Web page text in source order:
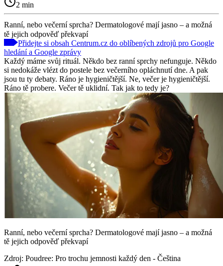
2 min
Ranní, nebo večerní sprcha? Dermatologové mají jasno – a možná
tě jejich odpověď překvapí
Přidejte si obsah Centrum.cz do oblíbených zdrojů pro Google
hledání a Google zprávy
Každý máme svůj rituál. Někdo bez ranní sprchy nefunguje. Někdo
si nedokáže vlézt do postele bez večerního opláchnutí dne. A pak
jsou tu ty debaty. Ráno je hygieničtější. Ne, večer je hygieničtější.
Ráno tě probere. Večer tě uklidní. Tak jak to tedy je?
Ranní, nebo večerní sprcha? Dermatologové mají jasno – a možná
tě jejich odpověď překvapí
Zdroj: Poudree: Pro trochu jemnosti každý den - Čeština